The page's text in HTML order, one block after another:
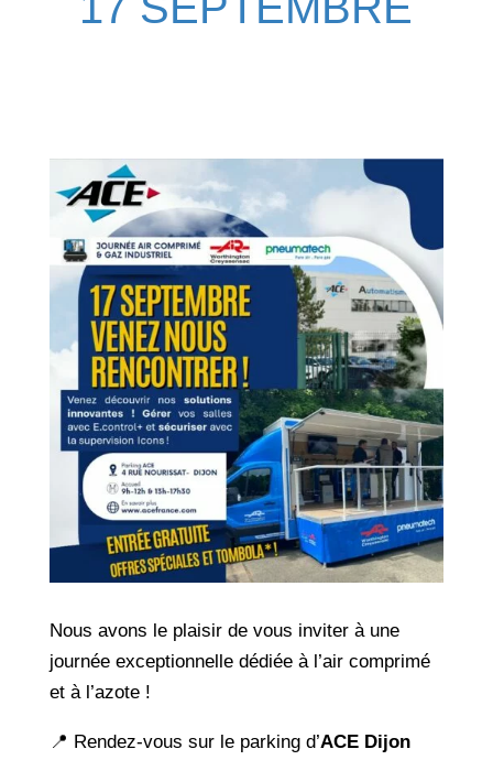
Nous avons le plaisir de vous inviter à une
journée exceptionnelle dédiée à l’air comprimé
et à l’azote !
📍 Rendez-vous sur le parking d’ACE Dijon